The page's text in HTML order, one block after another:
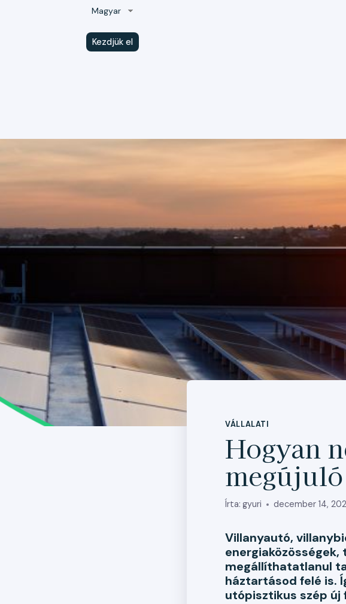
Magyar
Kezdjük el
VÁLLALATI
Hogyan
Írta: gyuri december 14,
Villanyautó,
megállíthatatlanul
háztartásod felé is.
utópisztikus szép